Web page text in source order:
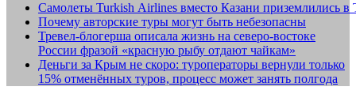
Самолеты Turkish Airlines вместо Казани приземлились в
Почему авторские туры могут быть небезопасны
Тревел-блогерша описала жизнь на северо-востоке
России фразой «красную рыбу отдают чайкам»
Деньги за Крым не скоро: туроператоры вернули только
15% отменённых туров, процесс может занять полгода